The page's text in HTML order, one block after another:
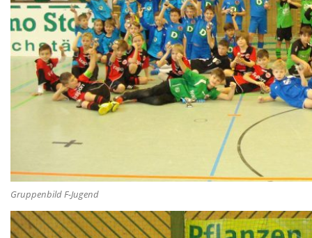
Gruppenbild F-Jugend